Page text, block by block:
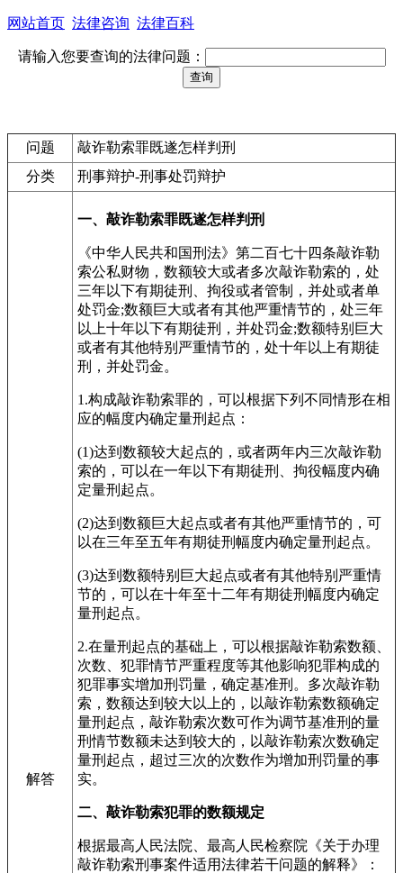
网站首页 法律咨询 法律百科
请输入您要查询的法律问题：
问题
敲诈勒索罪既遂怎样判刑
分类
刑事辩护-刑事处罚辩护
解答
一、敲诈勒索罪既遂怎样判刑
《中华人民共和国刑法》第二百七十四条敲诈勒
索公私财物，数额较大或者多次敲诈勒索的，处
三年以下有期徒刑、拘役或者管制，并处或者单
处罚金;数额巨大或者有其他严重情节的，处三年
以上十年以下有期徒刑，并处罚金;数额特别巨大
或者有其他特别严重情节的，处十年以上有期徒
刑，并处罚金。
1.构成敲诈勒索罪的，可以根据下列不同情形在相
应的幅度内确定量刑起点：
(1)达到数额较大起点的，或者两年内三次敲诈勒
索的，可以在一年以下有期徒刑、拘役幅度内确
定量刑起点。
(2)达到数额巨大起点或者有其他严重情节的，可
以在三年至五年有期徒刑幅度内确定量刑起点。
(3)达到数额特别巨大起点或者有其他特别严重情
节的，可以在十年至十二年有期徒刑幅度内确定
量刑起点。
2.在量刑起点的基础上，可以根据敲诈勒索数额、
次数、犯罪情节严重程度等其他影响犯罪构成的
犯罪事实增加刑罚量，确定基准刑。多次敲诈勒
索，数额达到较大以上的，以敲诈勒索数额确定
量刑起点，敲诈勒索次数可作为调节基准刑的量
刑情节数额未达到较大的，以敲诈勒索次数确定
量刑起点，超过三次的次数作为增加刑罚量的事
实。
二、敲诈勒索犯罪的数额规定
根据最高人民法院、最高人民检察院《关于办理
敲诈勒索刑事案件适用法律若干问题的解释》：